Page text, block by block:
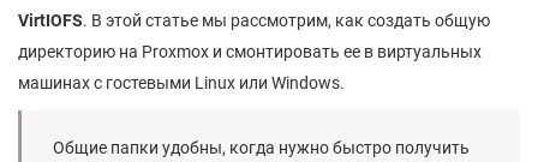
VirtIOFS. В этой статье мы рассмотрим, как создать общую
директорию на Proxmox и смонтировать ее в виртуальных
машинах с гостевыми Linux или Windows.
Общие папки удобны, когда нужно быстро получить